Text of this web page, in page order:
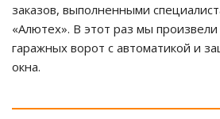
заказов, выполненными
«Алютех». В этот раз мы
гаражных ворот с автоматикой и
окна.